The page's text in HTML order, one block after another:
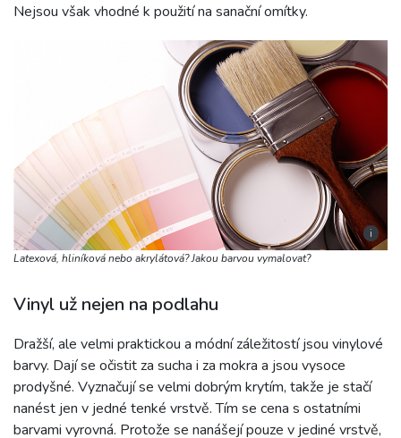
Nejsou však vhodné k použití na sanační omítky.
i
Latexová, hliníková nebo akrylátová? Jakou barvou vymalovat?
Vinyl už nejen na podlahu
Dražší, ale velmi praktickou a módní záležitostí jsou vinylové
barvy. Dají se očistit za sucha i za mokra a jsou vysoce
prodyšné. Vyznačují se velmi dobrým krytím, takže je stačí
nanést jen v jedné tenké vrstvě. Tím se cena s ostatními
barvami vyrovná. Protože se nanášejí pouze v jediné vrstvě,